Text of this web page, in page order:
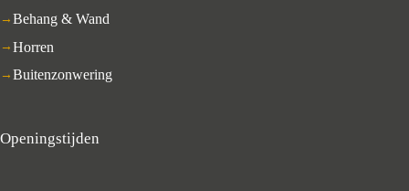
Behang & Wand
Horren
Buitenzonwering
Openingstijden